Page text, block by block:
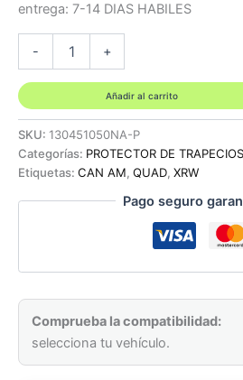
entrega: 7-14 DIAS HABILES
-
EN
ALUMINIO
-
CAN-
AM
450
+
Añadir al carrito
SKU: 130451050NA-P
Categorías: PROTECTOR DE TRAPECIOS
Etiquetas: CAN AM, QUAD, XRW
Pago seguro
Comprueba la compatibilidad:
selecciona tu vehículo.